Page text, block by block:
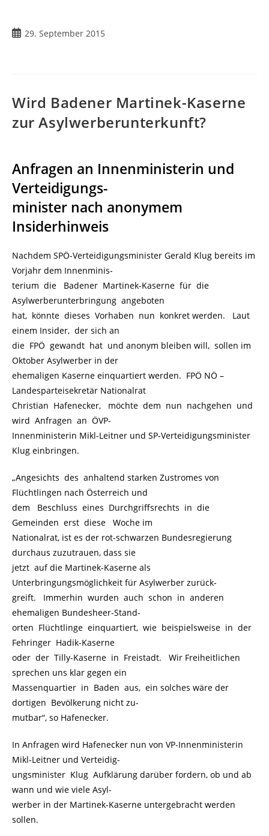
29. September 2015
Wird Badener Martinek-Kaserne
zur Asylwerberunterkunft?
Anfragen an Innenministerin und
Verteidigungs-
minister nach anonymem
Insiderhinweis
Nachdem SPÖ-Verteidigungsminister Gerald Klug bereits im
Vorjahr dem Innenminis-
terium die Badener Martinek-Kaserne für die
Asylwerberunterbringung angeboten
hat, könnte dieses Vorhaben nun konkret werden. Laut
einem Insider, der sich an
die FPÖ gewandt hat und anonym bleiben will, sollen im
Oktober Asylwerber in der
ehemaligen Kaserne einquartiert werden. FPÖ NÖ –
Landesparteisekretär Nationalrat
Christian Hafenecker, möchte dem nun nachgehen und
wird Anfragen an ÖVP-
Innenministerin Mikl-Leitner und SP-Verteidigungsminister
Klug einbringen.
„Angesichts des anhaltend starken Zustromes von
Flüchtlingen nach Österreich und
dem Beschluss eines Durchgriffsrechts in die
Gemeinden erst diese Woche im
Nationalrat, ist es der rot-schwarzen Bundesregierung
durchaus zuzutrauen, dass sie
jetzt auf die Martinek-Kaserne als
Unterbringungsmöglichkeit für Asylwerber zurück-
greift. Immerhin wurden auch schon in anderen
ehemaligen Bundesheer-Stand-
orten Flüchtlinge einquartiert, wie beispielsweise in der
Fehringer Hadik-Kaserne
oder der Tilly-Kaserne in Freistadt. Wir Freiheitlichen
sprechen uns klar gegen ein
Massenquartier in Baden aus, ein solches wäre der
dortigen Bevölkerung nicht zu-
mutbar“, so Hafenecker.
In Anfragen wird Hafenecker nun von VP-Innenministerin
Mikl-Leitner und Verteidig-
ungsminister Klug Aufklärung darüber fordern, ob und ab
wann und wie viele Asyl-
werber in der Martinek-Kaserne untergebracht werden
sollen.